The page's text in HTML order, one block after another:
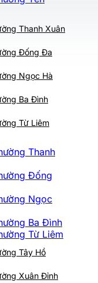
Ba Đình
Từ Liêm
Thanh
Đống
Ngọc
Ba Đình
Tây Hồ
Xuân Đỉnh
Hoàng Mai
Láng
Xuân
Thanh Xuân
Đống Đa
Ngọc Hà
Ba Đình
Từ Liêm
Thanh
Đống
Ngọc
Ba Đình
Từ Liêm
Tây Hồ
Xuân Đỉnh